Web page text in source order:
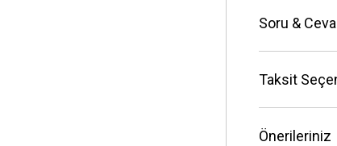
Soru &
Taksit
Önerileriniz